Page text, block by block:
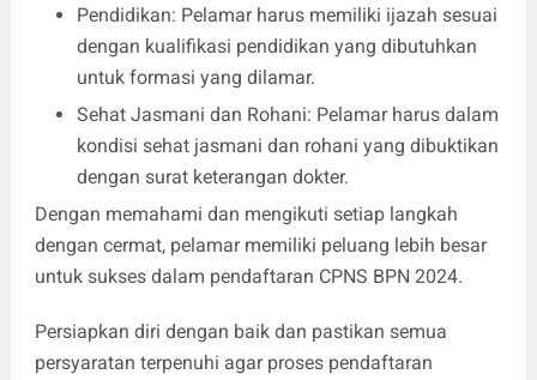
Pendidikan: Pelamar harus memiliki ijazah sesuai
dengan kualifikasi pendidikan yang dibutuhkan
untuk formasi yang dilamar.
Sehat Jasmani dan Rohani: Pelamar harus dalam
kondisi sehat jasmani dan rohani yang dibuktikan
dengan surat keterangan dokter.
Dengan memahami dan mengikuti setiap langkah
dengan cermat, pelamar memiliki peluang lebih besar
untuk sukses dalam pendaftaran CPNS BPN 2024.
Persiapkan diri dengan baik dan pastikan semua
persyaratan terpenuhi agar proses pendaftaran